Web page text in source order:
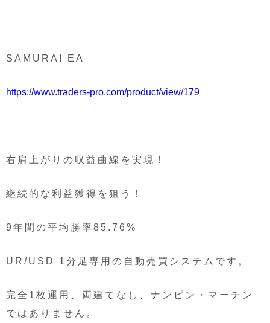
SAMURAI EA
https://www.traders-pro.com/product/view/179
右肩上がりの収益曲線を実現！
継続的な利益獲得を狙う！
9年間の平均勝率85.76%
UR/USD 1分足専用の自動売買システムです。
完全1枚運用、両建てなし、ナンピン・マーチン
ではありません。